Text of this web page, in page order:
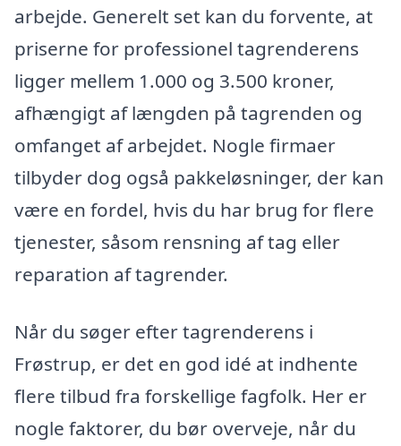
arbejde. Generelt set kan du forvente, at
priserne for professionel tagrenderens
ligger mellem 1.000 og 3.500 kroner,
afhængigt af længden på tagrenden og
omfanget af arbejdet. Nogle firmaer
tilbyder dog også pakkeløsninger, der kan
være en fordel, hvis du har brug for flere
tjenester, såsom rensning af tag eller
reparation af tagrender.
Når du søger efter tagrenderens i
Frøstrup, er det en god idé at indhente
flere tilbud fra forskellige fagfolk. Her er
nogle faktorer, du bør overveje, når du